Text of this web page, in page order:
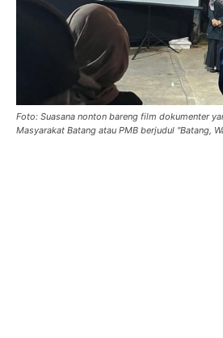
Foto: Suasana nonton bareng film dokumenter
Masyarakat Batang atau PMB berjudul "Batang,